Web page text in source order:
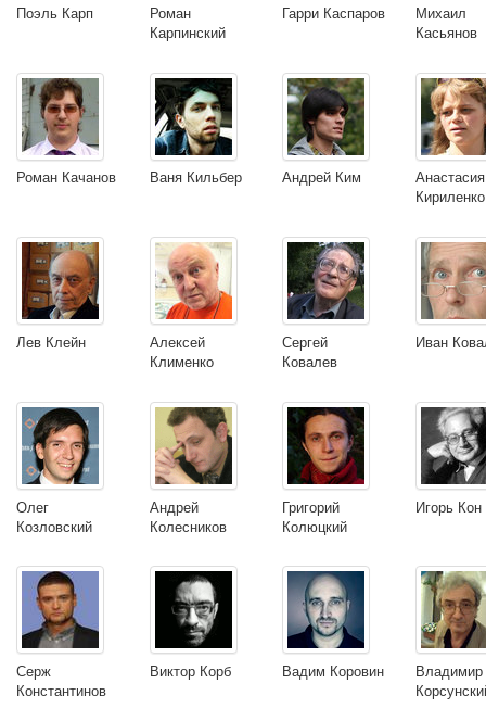
Поэль Карп
Роман
Карпинский
Гарри Каспаров
Михаил
Касьянов
Роман Качанов Ваня Кильбер Андрей Ким
Анастасия
Кириленко
Лев Клейн
Алексей
Клименко
Сергей
Ковалев
Иван
Олег
Козловский
Андрей
Колесников
Григорий
Колюцкий
Игорь Кон
Серж
Константинов
Виктор Корб Вадим Коровин
Владимир